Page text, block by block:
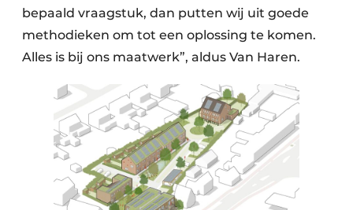
bepaald vraagstuk, dan putten wij uit goede
methodieken om tot een oplossing te komen.
Alles is bij ons maatwerk”, aldus Van Haren.